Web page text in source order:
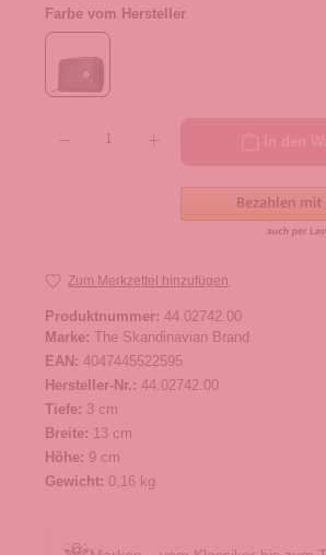
Farbe vom Hersteller
Zum Merkzettel hinzufügen
Produktnummer: 44.02742.00
Marke: The Skandinavian Brand
EAN: 4047445522595
Hersteller-Nr.: 44.02742.00
Tiefe: 3 cm
Breite: 13 cm
Höhe: 9 cm
Gewicht: 0,16 kg